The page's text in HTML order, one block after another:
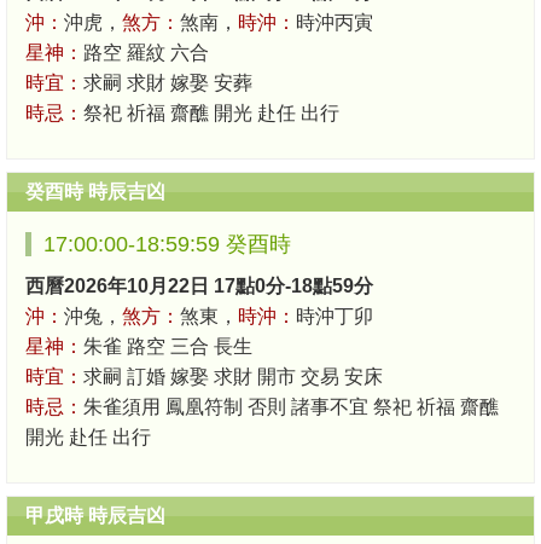
沖： 沖虎， 煞方： 煞南， 時沖： 時沖丙寅
星神： 路空 羅紋 六合
時宜： 求嗣 求財 嫁娶 安葬
時忌： 祭祀 祈福 齋醮 開光 赴任 出行
癸酉時 時辰吉凶
17:00:00-18:59:59 癸酉時
西曆2026年10月22日 17點0分-18點59分
沖： 沖兔， 煞方： 煞東， 時沖： 時沖丁卯
星神： 朱雀 路空 三合 長生
時宜： 求嗣 訂婚 嫁娶 求財 開市 交易 安床
時忌： 朱雀須用 鳳凰符制 否則 諸事不宜 祭祀 祈福 齋醮
開光 赴任 出行
甲戌時 時辰吉凶